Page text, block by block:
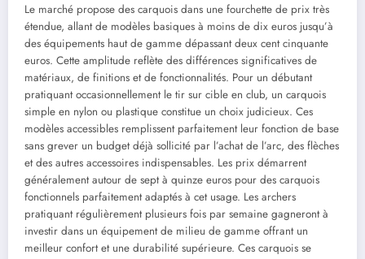
Le marché propose des carquois dans une fourchette de prix très
étendue, allant de modèles basiques à moins de dix euros jusqu’à
des équipements haut de gamme dépassant deux cent cinquante
euros. Cette amplitude reflète des différences significatives de
matériaux, de finitions et de fonctionnalités. Pour un débutant
pratiquant occasionnellement le tir sur cible en club, un carquois
simple en nylon ou plastique constitue un choix judicieux. Ces
modèles accessibles remplissent parfaitement leur fonction de base
sans grever un budget déjà sollicité par l’achat de l’arc, des flèches
et des autres accessoires indispensables. Les prix démarrent
généralement autour de sept à quinze euros pour des carquois
fonctionnels parfaitement adaptés à cet usage. Les archers
pratiquant régulièrement plusieurs fois par semaine gagneront à
investir dans un équipement de milieu de gamme offrant un
meilleur confort et une durabilité supérieure. Ces carquois se